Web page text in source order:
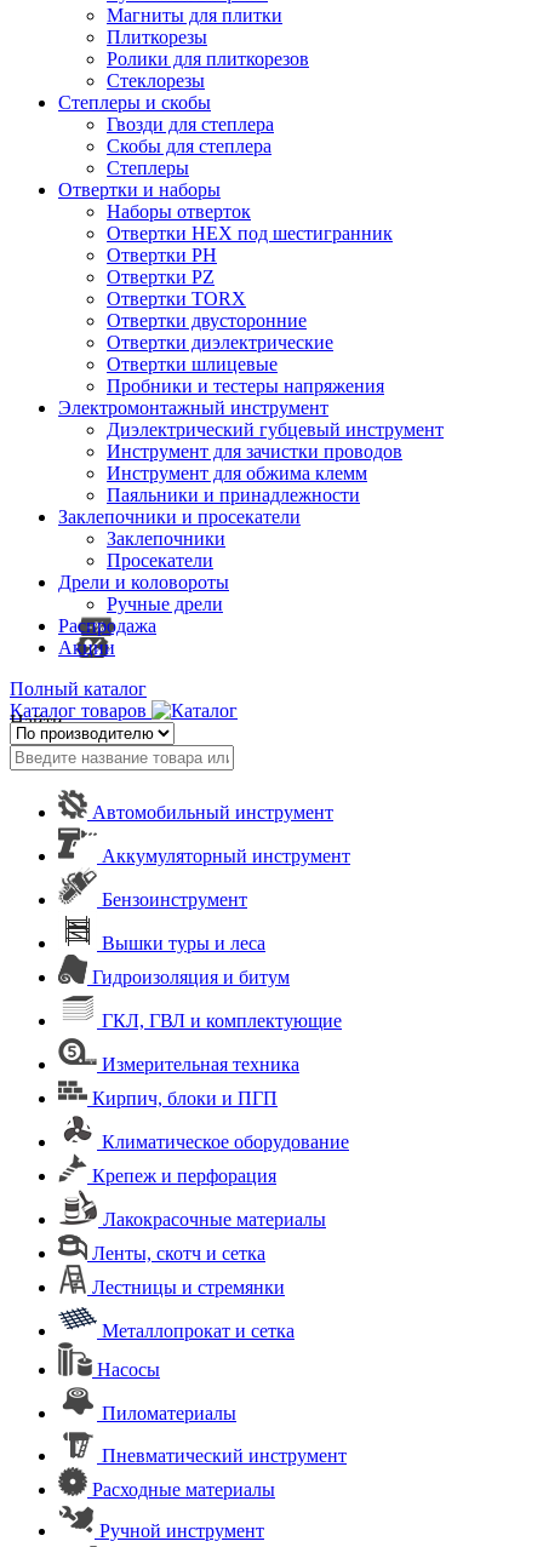
Магниты для плитки
Плиткорезы
Ролики для плиткорезов
Стеклорезы
Степлеры и скобы
Гвозди для степлера
Скобы для степлера
Степлеры
Отвертки и наборы
Наборы отверток
Отвертки HEX под шестигранник
Отвертки PH
Отвертки PZ
Отвертки TORX
Отвертки двусторонние
Отвертки диэлектрические
Отвертки шлицевые
Пробники и тестеры напряжения
Электромонтажный инструмент
Диэлектрический губцевый инструмент
Инструмент для зачистки проводов
Инструмент для обжима клемм
Паяльники и принадлежности
Заклепочники и просекатели
Заклепочники
Просекатели
Дрели и коловороты
Ручные дрели
Распродажа
Акции
Полный каталог
Каталог товаров
Найти
Автомобильный инструмент
Аккумуляторный инструмент
Бензоинструмент
Вышки туры и леса
Гидроизоляция и битум
ГКЛ, ГВЛ и комплектующие
Измерительная техника
Кирпич, блоки и ПГП
Климатическое оборудование
Крепеж и перфорация
Лакокрасочные материалы
Ленты, скотч и сетка
Лестницы и стремянки
Металлопрокат и сетка
Насосы
Пиломатериалы
Пневматический инструмент
Расходные материалы
Ручной инструмент